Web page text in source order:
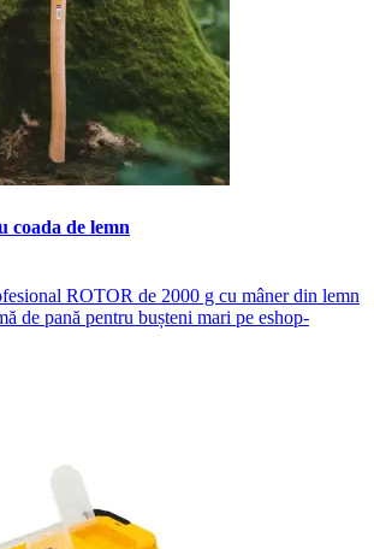
coada de lemn
ROTOR de 2000 g cu mâner din lemn
de pană pentru bușteni mari pe eshop-